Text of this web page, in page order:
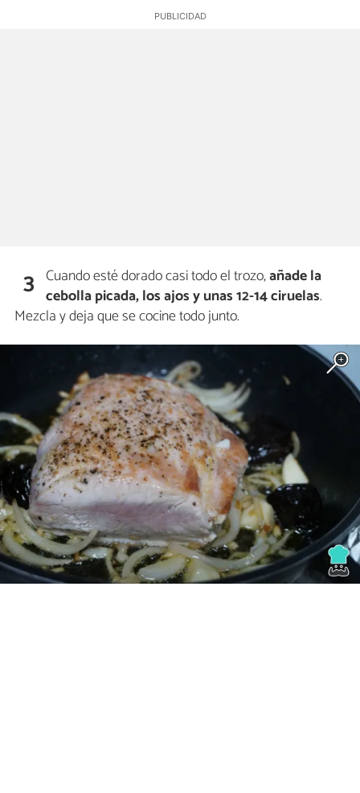
3 Cuando esté dorado casi todo el trozo,añade la
cebolla picada, los ajos y unas 12-14 ciruelas.
Mezcla y deja que se cocine todo junto.